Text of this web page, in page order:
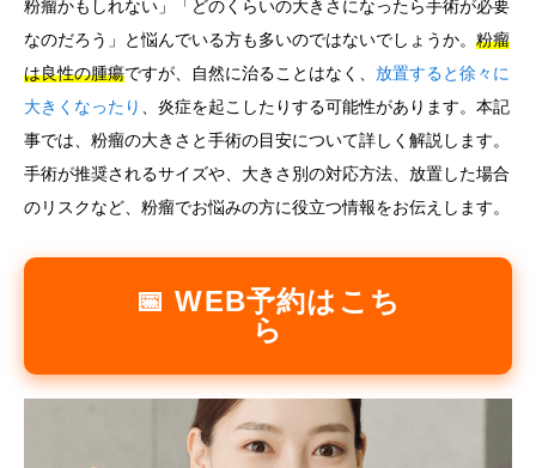
粉瘤かもしれない」「どのくらいの大きさになったら手術が必要
なのだろう」と悩んでいる方も多いのではないでしょうか。 粉瘤
は良性の腫瘍ですが、自然に治ることはなく、 放置すると徐々に
大きくなったり
、炎症を起こしたりする可能性があります。本記
事では、粉瘤の大きさと手術の目安について詳しく解説します。
手術が推奨されるサイズや、大きさ別の対応方法、放置した場合
のリスクなど、粉瘤でお悩みの方に役立つ情報をお伝えします。
📅 WEB予約はこち
ら
その他
简体中文 한국어 日本語 Español English